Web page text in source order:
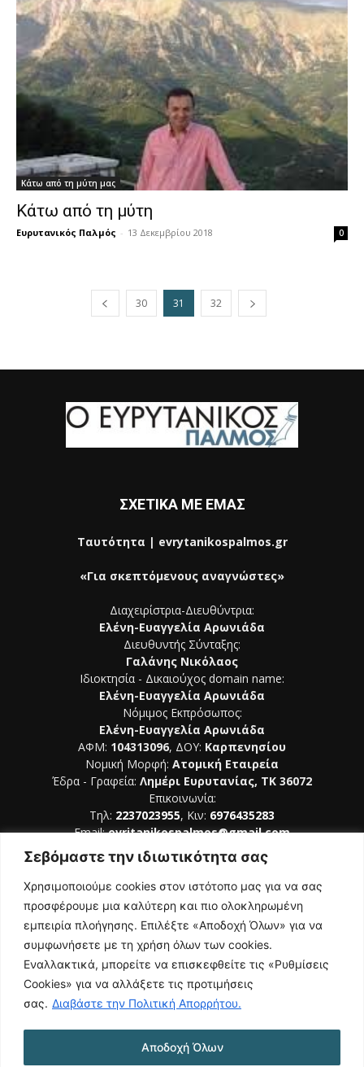
Σεβόμαστε την ιδιωτικότητα σας
Χρησιμοποιούμε cookies στον ιστότοπο μας για να σας
προσφέρουμε μια καλύτερη και πιο ολοκληρωμένη
εμπειρία πλοήγησης. Επιλέξτε «Αποδοχή Όλων» για να
συμφωνήσετε με τη χρήση όλων των cookies.
Εναλλακτικά, μπορείτε να επισκεφθείτε τις «Ρυθμίσεις
Cookies» για να αλλάξετε τις προτιμήσεις
σας. Διαβάστε την Πολιτική Απορρήτου.
Αποδοχή Όλων
Κάτω από τη μύτη μας
Κάτω από τη μύτη
Ευρυτανικός Παλμός - 13 Δεκεμβρίου 2018 0
30 31 32
ΣΧΕΤΙΚΑ ΜΕ ΕΜΑΣ
Ταυτότητα | evrytanikospalmos.gr
«Για σκεπτόμενους αναγνώστες»
Διαχειρίστρια-Διευθύντρια:
Ελένη-Ευαγγελία Αρωνιάδα
Διευθυντής Σύνταξης:
Γαλάνης Νικόλαος
Ιδιοκτησία - Δικαιούχος domain name:
Ελένη-Ευαγγελία Αρωνιάδα
Νόμιμος Εκπρόσωπος:
Ελένη-Ευαγγελία Αρωνιάδα
ΑΦΜ: 104313096, ΔΟΥ: Καρπενησίου
Νομική Μορφή: Ατομική Εταιρεία
Έδρα - Γραφεία: Λημέρι Ευρυτανίας, ΤΚ 36072
Επικοινωνία:
Τηλ: 2237023955, Κιν: 6976435283
Email:evritanikospalmos@gmail.com
Αριθμός Πιστοποίησης Μ.Η.Τ. 242044
ΑΚΟΛΟΥΘΗΣΕ ΜΑΣ
Όροι Χρήσης